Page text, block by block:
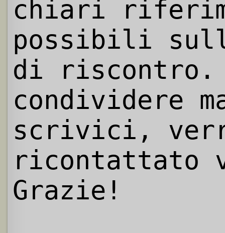
chiari
possibili
di riscontro.
condividere
scrivici,
ricontattato
Grazie!